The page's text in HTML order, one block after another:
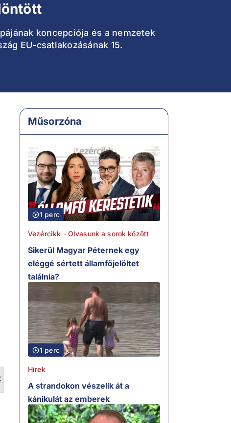
koncepciója és a nemzetek
EU-csatlakozásának 15.
Műsorzóna
1 perc
Vezércikk - Olvasunk a sorok között
Sikerül Magyar Péternek egy
eléggé sértett államfőjelöltet
találnia?
1 perc
Hírek
A strandokon vészelik át a
kánikulát az emberek